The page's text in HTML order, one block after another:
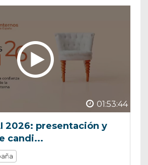
01:53:44
2026: presentación y
candi...